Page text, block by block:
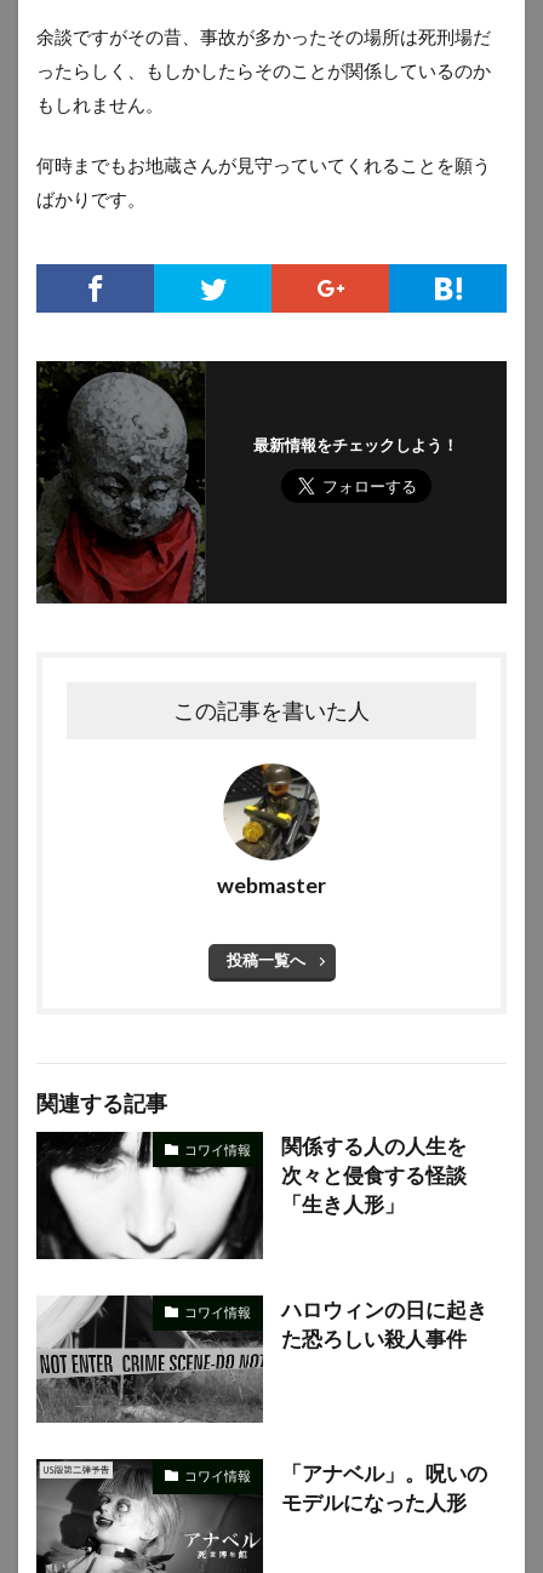
余談ですがその昔、事故が多かったその場所は死刑場だ
ったらしく、もしかしたらそのことが関係しているのか
もしれません。
何時までもお地蔵さんが見守っていてくれることを願う
ばかりです。
最新情報をチェックしよう！
この記事を書いた人
webmaster
投稿一覧へ
関連する記事
コワイ情報
関係する人の人生を
次々と侵食する怪談
「生き人形」
コワイ情報
ハロウィンの日に起き
た恐ろしい殺人事件
コワイ情報
「アナベル」。呪いの
モデルになった人形